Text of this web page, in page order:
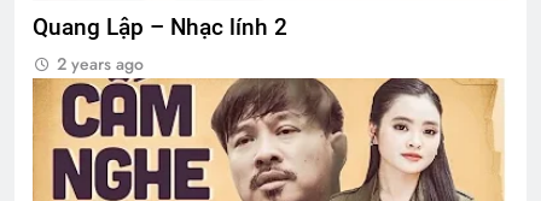
Quang Lập – Nhạc lính 2
2 years ago